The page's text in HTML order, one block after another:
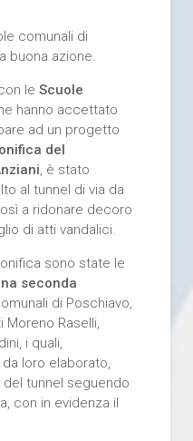
comunali di
buona azione.
le Scuole
hanno accettato
ad un progetto
del
, è stato
al tunnel di via da
a ridonare decoro
di atti vandalici.
sono state le
seconda
di Poschiavo,
Raselli,
i quali,
loro elaborato,
tunnel seguendo
con in evidenza il